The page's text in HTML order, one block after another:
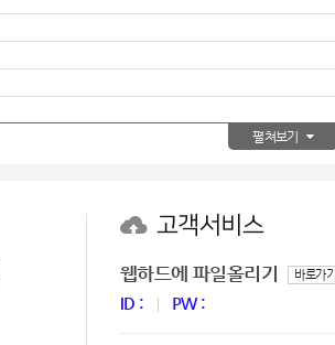
21 물티슈
AP-100052
펼쳐보기
고객서비스
웹하드에 파일올리기 바로가기
ID : PW :